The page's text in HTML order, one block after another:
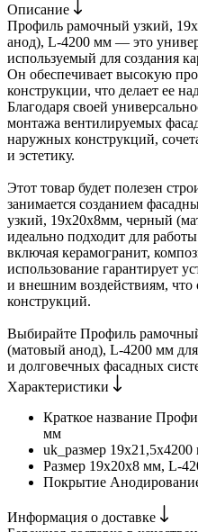
Описание
Профиль рамочный узкий,
анод), L-4200 мм — это
используемый для создания
Он обеспечивает высокую
конструкции, что делает ее
Благодаря своей
монтажа вентилируемых
наружных конструкций,
и эстетику.
Этот товар будет полезен
занимается созданием
узкий, 19х20х8мм, черный
идеально подходит для
включая керамогранит,
использование гарантирует
и внешним воздействиям,
конструкций.
Выбирайте Профиль
(матовый анод), L-4200 мм
и долговечных фасадных
Характеристики
Краткое название
мм
uk_размер
Размер 19х20х8 мм, L-
Покрытие
Информация о доставке